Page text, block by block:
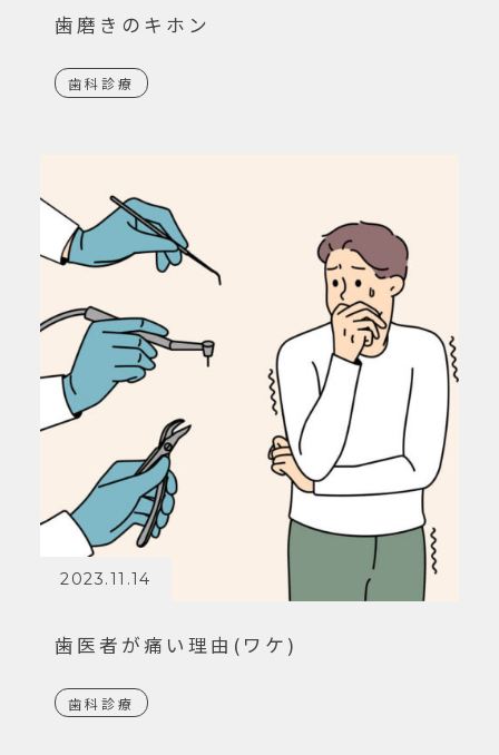
歯磨きのキホン
歯科診療
2023.11.14
歯医者が痛い理由(ワケ)
歯科診療